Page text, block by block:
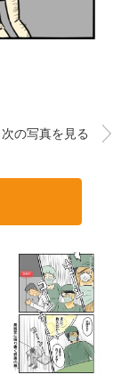
次の写真を見る